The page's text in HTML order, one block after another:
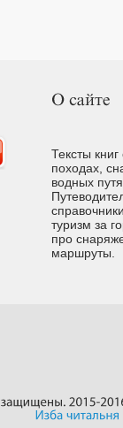
Тексты
походах,
водных
туризм за
про
маршруты.